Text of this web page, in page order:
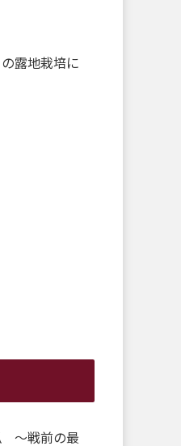
露地栽培に
～戦前の最